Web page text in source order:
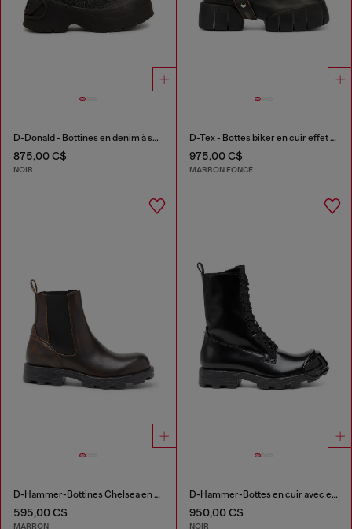
D-Donald - Bottines en denim à semelle en caoutchouc enveloppante
875,00 C$
NOIR
D-Tex - Bottes biker en cuir effet vieilli
975,00 C$
MARRON FONCÉ
D-Hammer-Bottines Chelsea en cuir brossé
595,00 C$
MARRON
D-Hammer-Bottes en cuir avec embout Oval D
950,00 C$
NOIR